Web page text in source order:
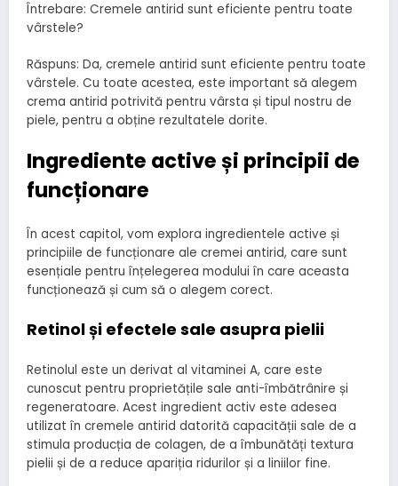
Întrebare: Cremele antirid sunt eficiente pentru toate
vârstele?
Răspuns: Da, cremele antirid sunt eficiente pentru toate
vârstele. Cu toate acestea, este important să alegem
crema antirid potrivită pentru vârsta și tipul nostru de
piele, pentru a obține rezultatele dorite.
Ingrediente active și principii de
funcționare
În acest capitol, vom explora ingredientele active și
principiile de funcționare ale cremei antirid, care sunt
esențiale pentru înțelegerea modului în care aceasta
funcționează și cum să o alegem corect.
Retinol și efectele sale asupra pielii
Retinolul este un derivat al vitaminei A, care este
cunoscut pentru proprietățile sale anti-îmbătrânire și
regeneratoare. Acest ingredient activ este adesea
utilizat în cremele antirid datorită capacității sale de a
stimula producția de colagen, de a îmbunătăți textura
pielii și de a reduce apariția ridurilor și a liniilor fine.